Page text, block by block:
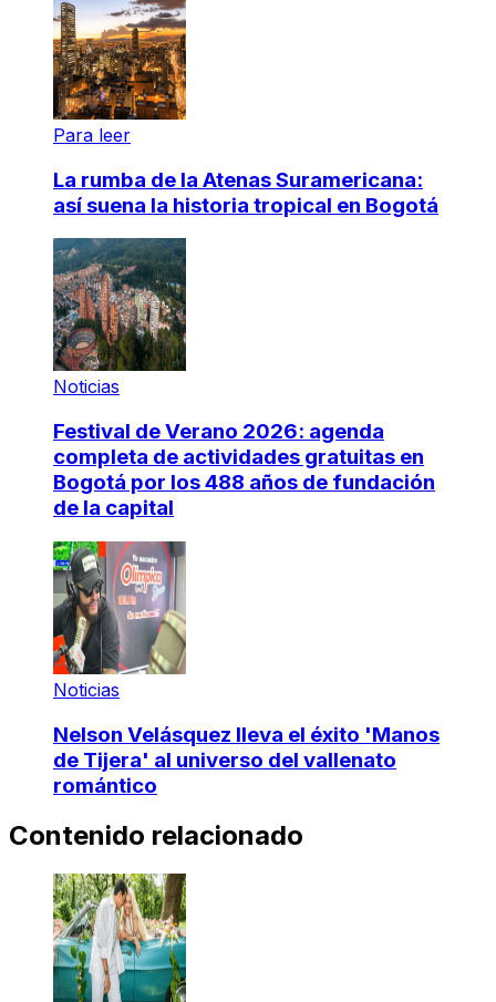
Para leer
La rumba de la Atenas Suramericana:
así suena la historia tropical en Bogotá
Noticias
Festival de Verano 2026: agenda
completa de actividades gratuitas en
Bogotá por los 488 años de fundación
de la capital
Noticias
Nelson Velásquez lleva el éxito 'Manos
de Tijera' al universo del vallenato
romántico
Contenido relacionado